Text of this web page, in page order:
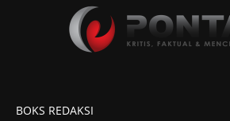
BOKS REDAKSI